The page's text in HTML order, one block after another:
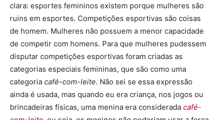
clara: esportes femininos existem porque mulheres são
ruins em esportes. Competições esportivas são coisas
de homem. Mulheres não possuem a menor capacidade
de competir com homens. Para que mulheres pudessem
disputar competições esportivas foram criadas as
categorias especiais femininas, que são como uma
categoria café-com-leite. Não sei se essa expressão
ainda é usada, mas quando eu era criança, nos jogos ou
brincadeiras físicas, uma menina era considerada café-